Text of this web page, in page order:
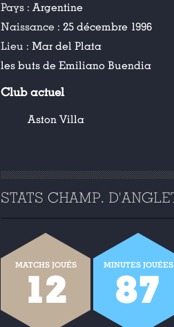
Pays : Argentine
Naissance : 25 décembre 1996
Lieu : Mar del Plata
les buts de Emiliano Buendia
Club actuel
Aston Villa
STATS CHAMP.
MATCHS JOUÉS
12
MINUTES JOUÉES
87